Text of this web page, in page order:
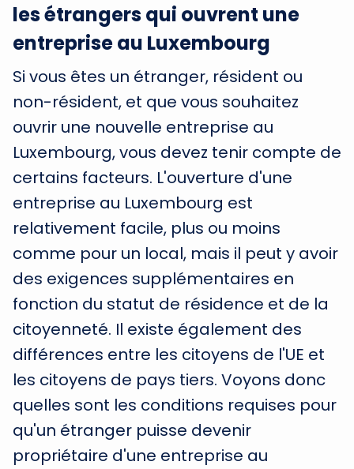
les étrangers qui ouvrent une
entreprise au Luxembourg
Si vous êtes un étranger, résident ou
non-résident, et que vous souhaitez
ouvrir une nouvelle entreprise au
Luxembourg, vous devez tenir compte de
certains facteurs. L'ouverture d'une
entreprise au Luxembourg est
relativement facile, plus ou moins
comme pour un local, mais il peut y avoir
des exigences supplémentaires en
fonction du statut de résidence et de la
citoyenneté. Il existe également des
différences entre les citoyens de l'UE et
les citoyens de pays tiers. Voyons donc
quelles sont les conditions requises pour
qu'un étranger puisse devenir
propriétaire d'une entreprise au